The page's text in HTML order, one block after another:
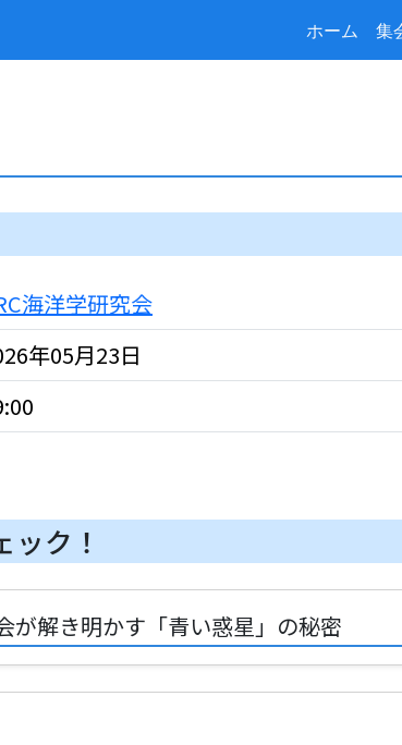
ホーム 集
海洋学研究会
年05月23日
ク！
が解き明かす「青い惑星」の秘密